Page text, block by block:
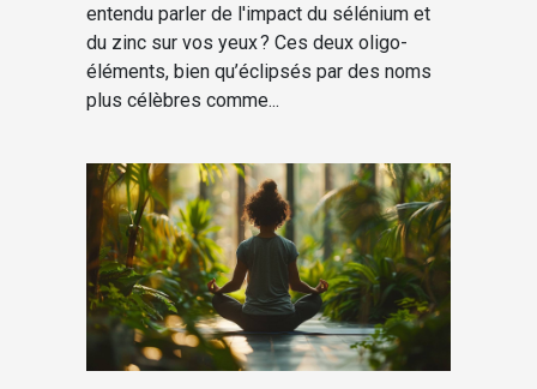
entendu parler de l'impact du sélénium et
du zinc sur vos yeux ? Ces deux oligo-
éléments, bien qu’éclipsés par des noms
plus célèbres comme...